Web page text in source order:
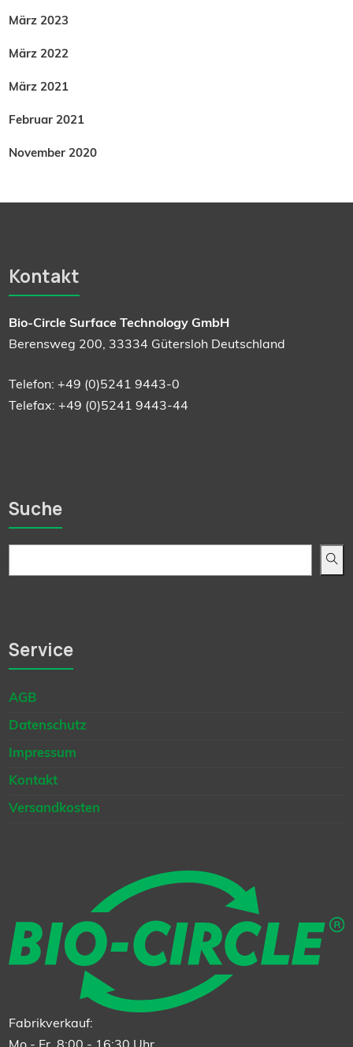
März 2023
März 2022
März 2021
Februar 2021
November 2020
Kontakt
Bio-Circle Surface Technology GmbH
Berensweg 200, 33334 Gütersloh Deutschland
Telefon: +49 (0)5241 9443-0
Telefax: +49 (0)5241 9443-44
Suche
Service
AGB
Datenschutz
Impressum
Kontakt
Versandkosten
Fabrikverkauf:
Mo - Fr, 8:00 - 16:30 Uhr